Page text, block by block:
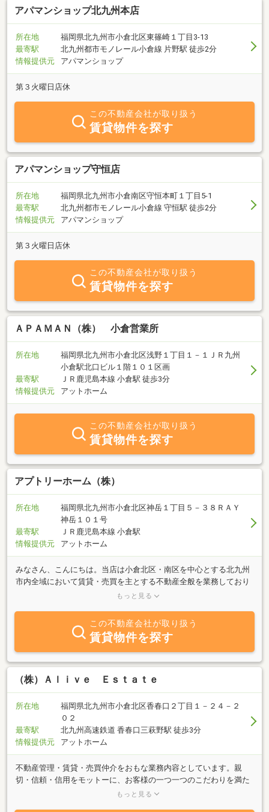
アパマンショップ北九州本店
所在地
福岡県北九州市小倉北区東篠崎１丁目3-13
最寄駅
北九州都市モノレール小倉線 片野駅 徒歩2分
情報提供元
アパマンショップ
第３火曜日店休
この不動産会社が取り扱う
賃貸物件を探す
アパマンショップ守恒店
所在地
福岡県北九州市小倉南区守恒本町１丁目5-1
最寄駅
北九州都市モノレール小倉線 守恒駅 徒歩2分
情報提供元
アパマンショップ
第３火曜日店休
この不動産会社が取り扱う
賃貸物件を探す
ＡＰＡＭＡＮ（株） 小倉営業所
所在地
福岡県北九州市小倉北区浅野１丁目１－１ＪＲ九州
小倉駅北口ビル１階１０１区画
最寄駅
ＪＲ鹿児島本線 小倉駅 徒歩3分
情報提供元
アットホーム
この不動産会社が取り扱う
賃貸物件を探す
アプトリーホーム（株）
所在地
福岡県北九州市小倉北区神岳１丁目５－３８ＲＡＹ
神岳１０１号
最寄駅
ＪＲ鹿児島本線 小倉駅
情報提供元
アットホーム
みなさん、こんにちは。当店は小倉北区・南区を中心とする北九州
市内全域において賃貸・売買を主とする不動産全般を業務しており
ます。結婚や進学・転勤等で新しい生活をスタートさせるお客様、
ドバイスを交えながら、お客様のニーズに沿った物件を必ずお探し
します。きっとお役に立てますよ。また、お部屋やお家を「貸した
い」「売りたい」オーナー様も、おまかせ下さい。みなさんにとっ
ての最良（ＡＰＴＬＹ）のヘルパーになれるよう、一生懸命がんば
ります！
もっと見る
この不動産会社が取り扱う
賃貸物件を探す
（株）Ａｌｉｖｅ Ｅｓｔａｔｅ
所在地
福岡県北九州市小倉北区香春口２丁目１－２４－２
０２
最寄駅
北九州高速鉄道 香春口三萩野駅 徒歩3分
情報提供元
アットホーム
不動産管理・賃貸・売買仲介をおもな業務内容としています。親
切・信頼・信用をモットーに、お客様の一つ一つのこだわりを満た
す物件をご紹介させて頂きます。売却・査定依頼についてもお気軽
もっと見る